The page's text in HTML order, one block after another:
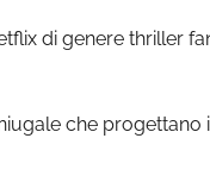
di genere thriller
che